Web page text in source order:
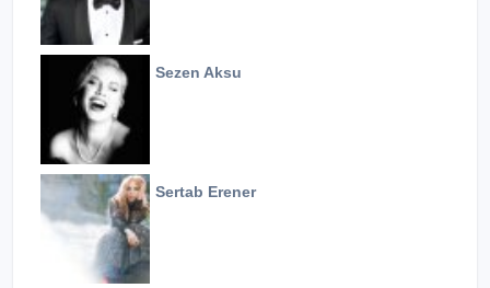
Sezen Aksu
Sertab Erener